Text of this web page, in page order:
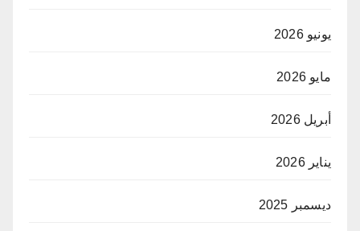
يونيو 2026
مايو 2026
أبريل 2026
يناير 2026
ديسمبر 2025